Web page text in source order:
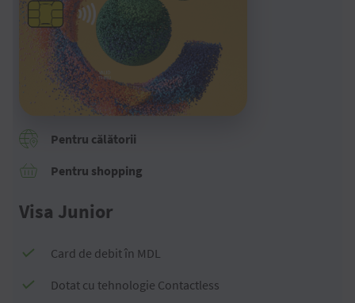
Pentru călătorii
Pentru shopping
Visa Junior
Card de debit în MDL
Dotat cu tehnologie Contactless